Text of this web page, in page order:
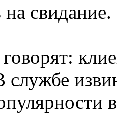
на свидание.
службе